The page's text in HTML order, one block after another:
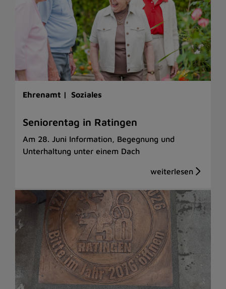
Ehrenamt | Soziales
Seniorentag in Ratingen
Am 28. Juni Information, Begegnung und
Unterhaltung unter einem Dach